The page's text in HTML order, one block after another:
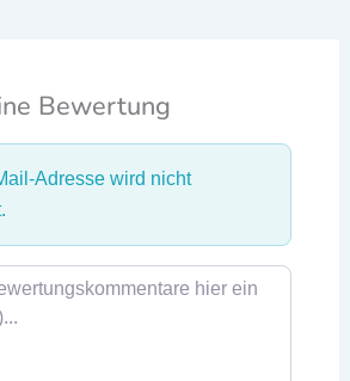
Bewertung
Adresse wird nicht